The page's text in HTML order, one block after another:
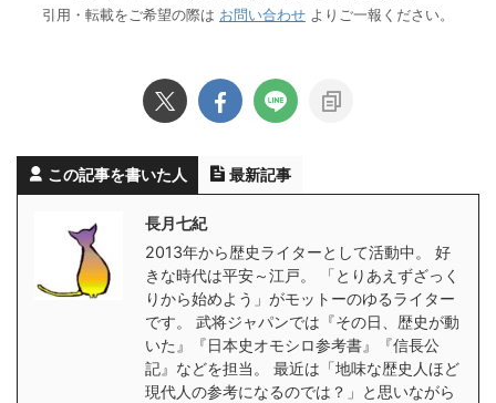
引用・転載をご希望の際は お問い合わせ よりご一報ください。
この記事を書いた人 最新記事
長月七紀
2013年から歴史ライターとして活動中。 好
きな時代は平安～江戸。 「とりあえずざっく
りから始めよう」がモットーのゆるライター
です。 武将ジャパンでは『その日、歴史が動
いた』『日本史オモシロ参考書』『信長公
記』などを担当。 最近は「地味な歴史人ほど
現代人の参考になるのでは？」と思いながら